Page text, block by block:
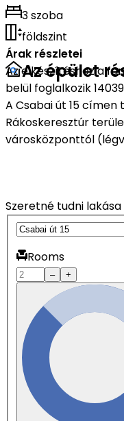
3 szoba
földszint
Árak részletei
Az elkészítéshez a
belül foglalkozik
Az épület
A Csabai út 15 címen
Rákoskeresztúr
városközponttól
Szeretné tudni
Rooms
– +